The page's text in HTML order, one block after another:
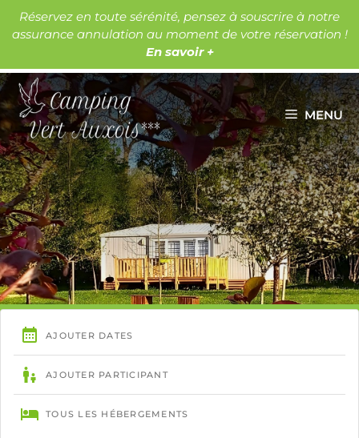
Aller
au
Réservez en toute sérénité, pensez à souscrire à notre
assurance annulation au moment de votre réservation !
En savoir +
MENU
Les lacs
Les châteaux